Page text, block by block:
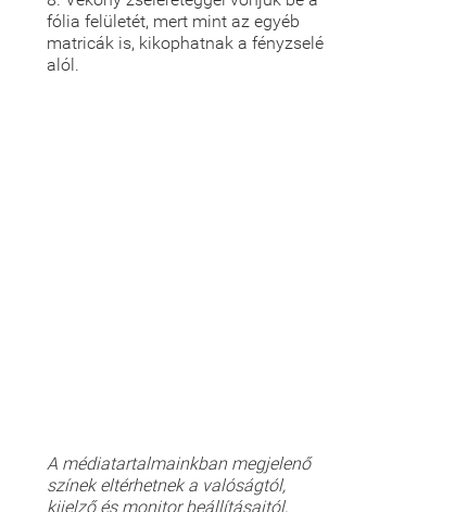
fólia felületét, mert mint az egyéb
matricák is, kikophatnak a fényzselé
alól.
A médiatartalmainkban megjelenő
színek eltérhetnek a valóságtól,
kijelző és monitor beállításaitól,